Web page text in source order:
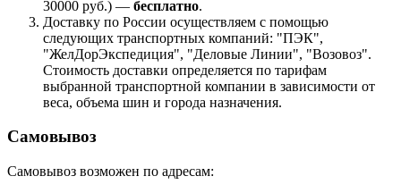
30000 руб.) — бесплатно.
Доставку по России осуществляем с помощью
следующих транспортных компаний: "ПЭК",
"ЖелДорЭкспедиция", "Деловые Линии", "Возовоз".
Стоимость доставки определяется по тарифам
выбранной транспортной компании в зависимости от
веса, объема шин и города назначения.
Самовывоз
Самовывоз возможен по адресам: